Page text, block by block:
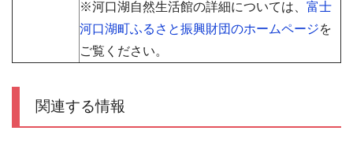
※河口湖自然生活館の詳細については、 富士
河口湖町ふるさと振興財団のホームページを
ご覧ください。
関連する情報